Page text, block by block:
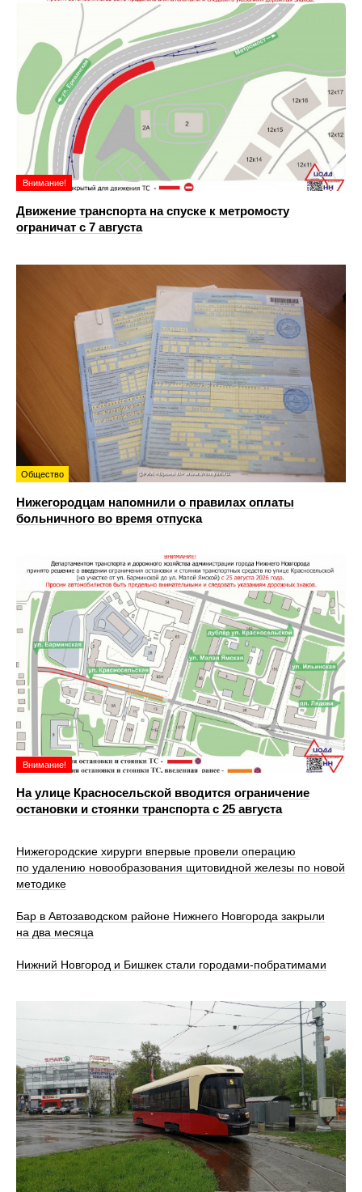
Внимание!
Движение транспорта на спуске к метромосту
ограничат с 7 августа
Общество
Нижегородцам напомнили о правилах оплаты
больничного во время отпуска
Внимание!
На улице Красносельской вводится ограничение
остановки и стоянки транспорта с 25 августа
Нижегородские хирурги впервые провели операцию
по удалению новообразования щитовидной железы по новой
методике
Бар в Автозаводском районе Нижнего Новгорода закрыли
на два месяца
Нижний Новгород и Бишкек стали городами-побратимами